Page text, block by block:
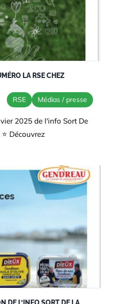
LA RSE CHEZ
Médias / presse
RSE
2025 de l'info Sort De
Découvrez